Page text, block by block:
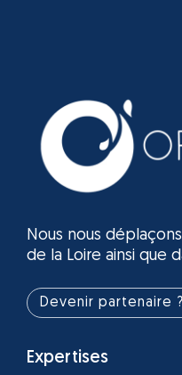
Nous nous
de la Loire ainsi que
Devenir partenaire ?
Expertises